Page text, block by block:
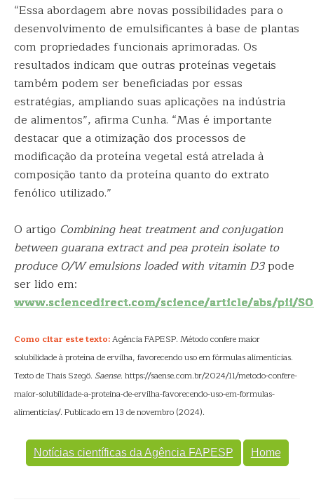
“Essa abordagem abre novas possibilidades para o
desenvolvimento de emulsificantes à base de plantas
com propriedades funcionais aprimoradas. Os
resultados indicam que outras proteínas vegetais
também podem ser beneficiadas por essas
estratégias, ampliando suas aplicações na indústria
de alimentos”, afirma Cunha. “Mas é importante
destacar que a otimização dos processos de
modificação da proteína vegetal está atrelada à
composição tanto da proteína quanto do extrato
fenólico utilizado.”
O artigo Combining heat treatment and conjugation
between guarana extract and pea protein isolate to
produce O/W emulsions loaded with vitamin D3pode
ser lido em:
www.sciencedirect.com/science/article/abs/pii/
Como citar este texto:Agência FAPESP. Método confere maior
solubilidade à proteína de ervilha, favorecendo uso em fórmulas alimentícias.
Texto de Thais Szegö. Saense. https://saense.com.br/2024/11/metodo-confere-
maior-solubilidade-a-proteina-de-ervilha-favorecendo-uso-em-formulas-
alimenticias/. Publicado em 13 de novembro (2024).
Notícias científicas da Agência FAPESP Home